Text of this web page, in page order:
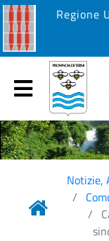
Regione
Notizie,